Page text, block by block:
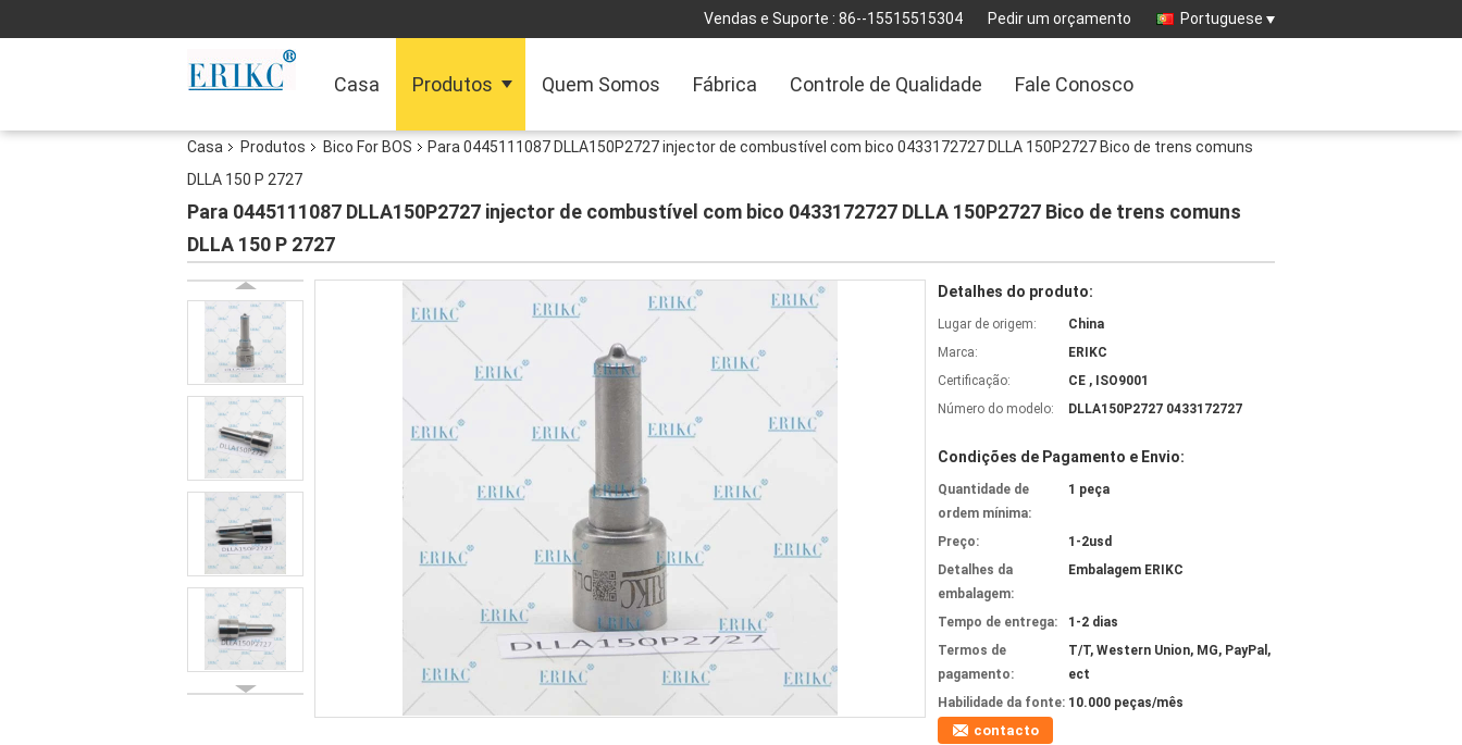
Vendas e Suporte : 86--15515515304 Pedir um orçamento Portuguese
Casa Produtos Quem Somos Fábrica Controle de Qualidade Fale Conosco
Casa Produtos Bico For BOS
Para 0445111087 DLLA150P2727 injector de combustível com bico 0433172727 DLLA 150P2727 Bico de trens comuns
DLLA 150 P 2727
Para 0445111087 DLLA150P2727 injector de combustível com bico 0433172727 DLLA 150P2727 Bico de trens comuns
DLLA 150 P 2727
Detalhes do produto:
Lugar de origem:
China
Marca:
ERIKC
Certificação:
CE , ISO9001
Número do modelo:
DLLA150P2727 0433172727
Condições de Pagamento e Envio:
Quantidade de
ordem mínima:
1 peça
Preço:
1-2usd
Detalhes da
embalagem:
Embalagem ERIKC
Tempo de entrega:
1-2 dias
Termos de
pagamento:
T/T, Western Union, MG, PayPal,
ect
Habilidade da fonte: 10.000 peças/mês
contacto